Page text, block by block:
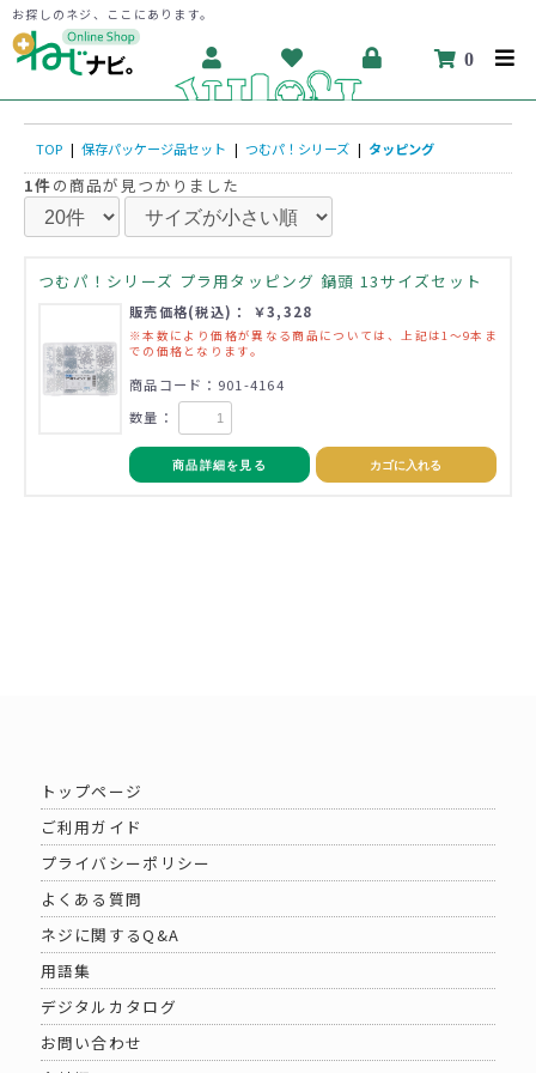
お探しのネジ、ここにあります。
0
TOP | 保存パッケージ品セット | つむパ！シリーズ | タッピング
1件の商品が見つかりました
つむパ！シリーズ プラ用タッピング 鍋頭 13サイズセット
販売価格(税込)： ￥3,328
※本数により価格が異なる商品については、上記は1～9本ま
での価格となります。
商品コード：901-4164
数量：
商品詳細を見る カゴに入れる
トップページ
ご利用ガイド
プライバシーポリシー
よくある質問
ネジに関するQ&A
用語集
デジタルカタログ
お問い合わせ